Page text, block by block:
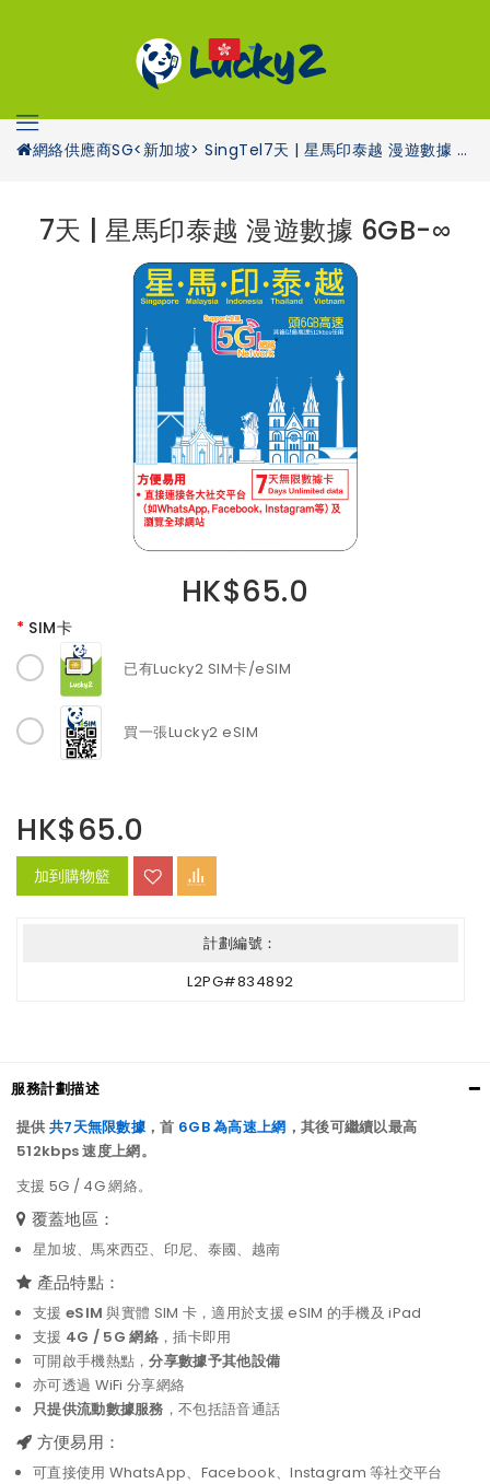
網絡供應商SG<新加坡> SingTel 7天 | 星馬印泰越 漫遊數據 6GB-∞
7天 | 星馬印泰越 漫遊數據 6GB-∞
HK$65.0
SIM卡
已有Lucky2 SIM卡/eSIM
買一張Lucky2 eSIM
HK$65.0
加到購物籃
計劃編號：
L2PG#834892
服務計劃描述
提供 共7天無限數據 ，首 6GB 為高速上網 ，其後可繼續以最高
512kbps 速度上網。
支援 5G / 4G 網絡。
覆蓋地區：
星加坡、馬來西亞、印尼、泰國、越南
產品特點：
支援 eSIM 與實體 SIM 卡，適用於支援 eSIM 的手機及 iPad
支援 4G / 5G 網絡，插卡即用
可開啟手機熱點，分享數據予其他設備
亦可透過 WiFi 分享網絡
只提供流動數據服務 ，不包括語音通話
方便易用：
可直接使用 WhatsApp、Facebook、Instagram 等社交平台